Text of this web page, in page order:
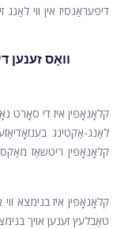
דיפעראַנסיז אין ווי לאַנג
וואָס זענען
קלאָנאָפּין איז די סאָרט
לאַנג-אַקטינג
קלאָנאָפּין ריטשאַז